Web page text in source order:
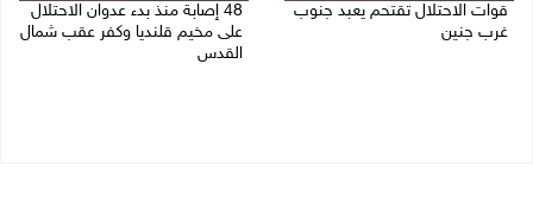
قوات الاحتلال تقتحم يعبد جنوب
غرب جنين
48 إصابة منذ بدء عدوان الاحتلال
على مخيم قلنديا وكفر عقب شمال
القدس